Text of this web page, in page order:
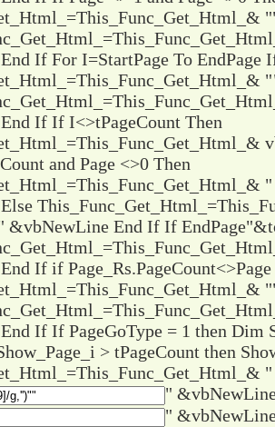
"
If For I=StartPage To EndPage
"
If If I<>tPageCount Then
and Page <>0 Then
&vbNewLine End If If EndPage
If if Page_Rs.PageCount<>Page
"
If If PageGoType = 1 then Dim
> tPageCount then
"
"
"